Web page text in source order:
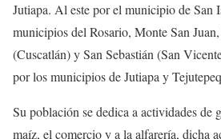
Jutiapa. Al este por el municipio de San
municipios del Rosario, Monte San
(Cuscatlán) y San Sebastián (San
por los municipios de Jutiapa y
Su población se dedica a actividades de
maíz, el comercio y a la alfarería, dicha